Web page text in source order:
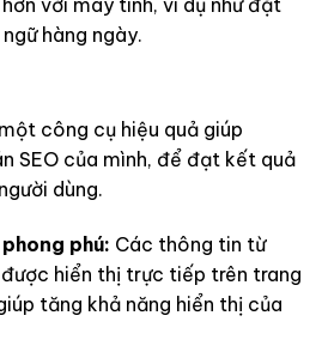
với máy tính, ví dụ như đặt
hàng ngày.
công cụ hiệu quả giúp
SEO của mình, để đạt kết quả
dùng.
phú: Các thông tin từ
hiển thị trực tiếp trên trang
tăng khả năng hiển thị của